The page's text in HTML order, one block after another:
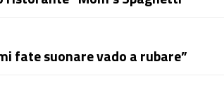
fate suonare vado a rubare”